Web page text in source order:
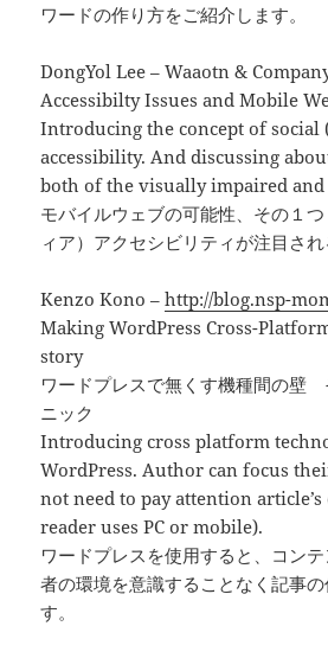
ワードの作り方をご紹介します。
DongYol Lee – Waaotn &
Accessibilty Issues and Mobile
Introducing the concept of social
accessibility. And discussing
both of the visually impaired and
モバイルウェブの可能性、その１
ィア）アクセシビリティが注目され
Kenzo Kono –http://blog.nsp-
Making WordPress Cross-
story
ワードプレスで無くす機種間の壁
ニック
Introducing cross platform
WordPress. Author can focus
not need to pay attention
reader uses PC or mobile).
ワードプレスを使用すると、コン
者の環境を意識することなく記事
す。